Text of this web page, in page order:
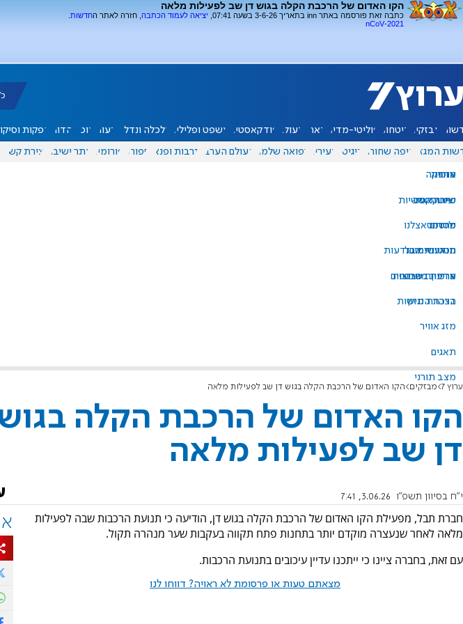
הקו האדום של הרכבת הקלה בגוש דן שב לפעילות מלאה
כתבה זאת פורסמה באתר inn בתאריך 3-6-26 בשעה 07:41, יציאה לעמוד הכתבה , חזרה לאתר החדשות
2021-nCoV